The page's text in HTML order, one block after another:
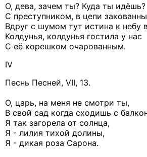
О, дева, зачем ты? Куда ты идёшь?
С преступником, в цепи
Вдруг с шумом тут истина к небу
Колдунья, колдунья гостила у нас
С её корешком очарованным.
IV
Песнь Песней, VII, 13.
О, царь, на меня не смотри ты,
В свой сад когда сходишь с
Я так загорела от солнца,
Я - лилия тихой долины,
Я - дикая роза Сарона.